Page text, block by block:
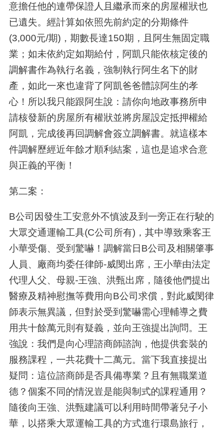
意擔任他的連帶保證人且繼承而來的房屋權狀也
已遺失。經計算如依照先前約定的分期條件
(3,000元/期) ，期數長達150期，且阿生無固定職
業；如未依約定如期給付，阿凱只能依核定後的
調解書作為執行名義，強制執行阿生名下的財
產，如此一來也違背了阿凱爸爸體諒阿生的孝
心！所以我只能跟阿生說：請你向地政事務所申
請核發新的房屋所有權狀並將房屋設定抵押權給
阿凱，完成後再回調解會簽立調解書。就這樣本
件調解歷經近年餘才順利結案，這也是追求合意
與正義的平衡！
第二案：
B公司因發生工安意外不慎波及到一旁正在行駛的
大眾交通運輸工具(C公司所有) ，其中導致乘客王
小華受傷、受到驚嚇！調解當日B公司及相關肇事
人員、廠商均委任律師-威閔出席，王小華由法定
代理人父、母親-王強、洪甄出席，隨後他們提出
醫療及精神慰撫等費用向B公司求償，對此威閔律
師表示無異議，但對於受到驚嚇需心理輔導之費
用共十餘萬元則有疑義，並向王強提出詢問。王
強說：我們是向心理諮商師諮詢，他提供套裝的
服務課程，一共花費十二萬元。當下我直接提出
疑問：這位諮商師是否具備專業？且有無職業道
德？個案不同的情況豈是能與制式的課程通用？
隨後向王強、洪甄建議可以利用時間帶著兒子小
華，以搭乘大眾運輸工具的方式進行環島旅行，